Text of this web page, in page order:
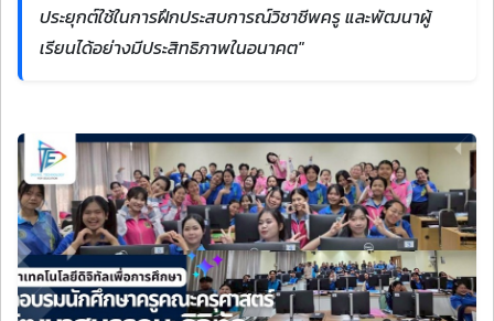
ประยุกต์ใช้ในการฝึกประสบการณ์วิชาชีพครู และพัฒนาผู้
เรียนได้อย่างมีประสิทธิภาพในอนาคต"